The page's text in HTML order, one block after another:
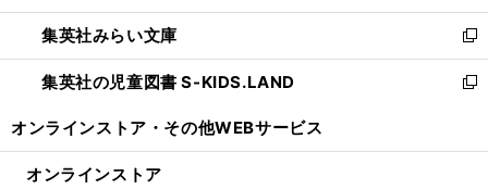
開
く
ウ
で
開
く
ン
ド
ウ
で
ウ
ィ
ン
ド
開
集英社みらい文庫
新
し
い
ン
集英社の児童図書 S-KIDS.LAND
新
ウ
オンラインストア・ その他WEBサービス
オンラインストア